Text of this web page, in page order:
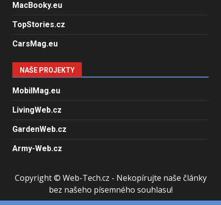
MacBooky.eu
TopStories.cz
CarsMag.eu
NAŠE PROJEKTY
MobilMag.eu
LivingWeb.cz
GardenWeb.cz
Army-Web.cz
Copyright © Web-Tech.cz - Nekopírujte naše články
bez našeho písemného souhlasu!